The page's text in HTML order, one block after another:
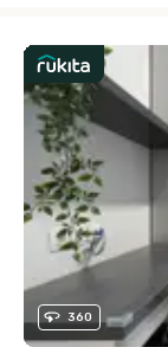
360